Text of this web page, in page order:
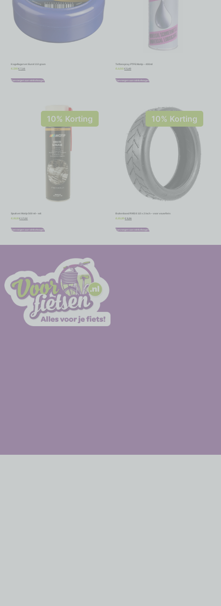
Kogellagervet Eurol 110 gram
€7,95 €7,16
Toevoegen aan winkelwagen
Teflonspray PTFE Motip – 400ml
6,00 €5,40
Toevoegen aan winkelwagen
10% Korting
Spuitvet Motip 500 ml – wit
€ 18,91 € 17,02
Toevoegen aan winkelwagen
10% Korting
Buitenband RMS 8 1/2 x 2 inch – voor vouwfiets
€ 10,95 € 9,86
Toevoegen aan winkelwagen